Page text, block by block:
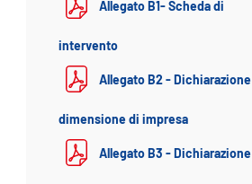
Allegato B1- Scheda di
intervento
Allegato B2 - Dichiarazione
dimensione di impresa
Allegato B3 - Dichiarazione